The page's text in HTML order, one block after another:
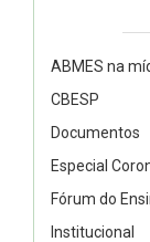
ABMES na
CBESP
Documentos
Especial
Fórum do
Institucional